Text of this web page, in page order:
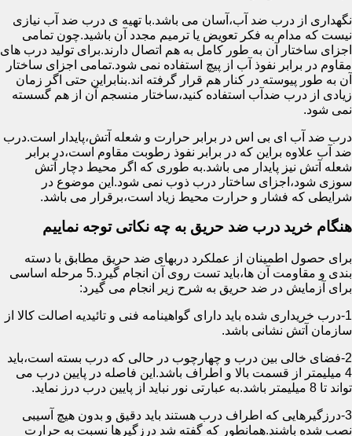
نگهداری از درب ضد آب،آسان می باشد.با تهیه ی درب ضد آب نیازی
نیست که مدام به فکر تعویض یا ترمیم مجدد آن باشید.چون تمامی
اجزای ساختار آن به طور کامل به هم اتصال دارند.برای تولید درب های
مقاوم در برابر نفوذ آب از پیچ استفاده نمی شود.تمامی اجزای ساختار
آن به طور پیوسته در کنار هم قرار گرفته اند.بنابراین حتی اگر زمان
زیادی از درب ضدآب استفاده کنید،ساختار منسجم آن از هم گسسته
نمی شود.
درب ضد آب ای بی اس در برابر حرارت و شعله آتش،پایدار است.درب
ضد آب علاوه براین که در برابر نفوذ رطوبت مقاوم است،در برابر
شعله آتش نیز پایدار می باشد.به طوری که اگر محیط دچار آتش
سوزی شود،اجزای ساختار درب ذوب نمی شود.این موضوع در
شرایطی که فشار و حرارت محیط زیاد است،برقرار می باشد.
هنگام خرید درب ضد حریق به چه نکاتی توجه نماییم
برای حصول اطمینان از عملکرد دربهای ضد حریق مطابق با دسته
بندی و مقاومت آن ها،باید تست روی آن انجام گیرد.5 مرحله اساسی
برای آزمایش در ضد حریق به شرح زیر انجام می گیرد:
1-درب خریداری شده باید دارای گواهینامه فنی و تائیدیه اصالت کالا از
سازمان آتش نشانی باشد.
2-فضای خالی بین درب و چهارچوب در حالی که درب بسته است،باید
4 میلیمتر از قسمت بالا و اطراف باشد.این فاصله در پایین درب می
تواند تا 8 میلیمتر باشد.به عبارتی نور نباید از پایین درب درز نماید.
3-درزگیرهایی که اطراف درب هستند باید دقیق و بدون هیچ آسیبی
نصب شده باشند.همانطور که گفته شد درزگیرها نسبت به حرارت